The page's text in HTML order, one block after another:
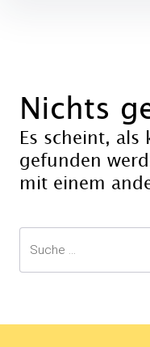
Nichts
Es scheint,
gefunden
mit einem
Suche